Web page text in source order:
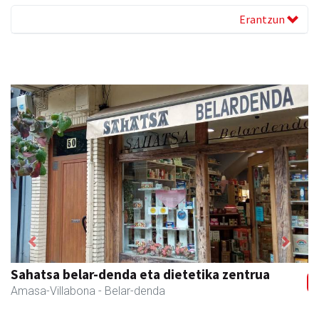
Erantzun
Erniobea BHI
Amasa-Villabona - Hezkuntza
Previous Next